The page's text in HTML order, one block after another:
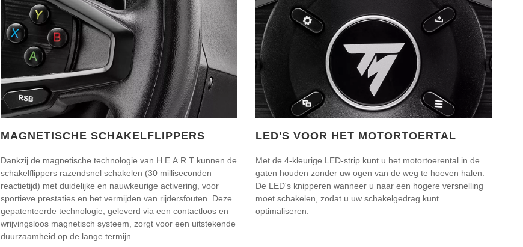
MAGNETISCHE SCHAKELFLIPPERS
Dankzij de magnetische technologie van H.E.A.R.T kunnen de
schakelflippers razendsnel schakelen (30 milliseconden
reactietijd) met duidelijke en nauwkeurige activering, voor
sportieve prestaties en het vermijden van rijdersfouten. Deze
gepatenteerde technologie, geleverd via een contactloos en
wrijvingsloos magnetisch systeem, zorgt voor een uitstekende
duurzaamheid op de lange termijn.
LED'S VOOR HET MOTORTOERTAL
Met de 4-kleurige LED-strip kunt u het motortoerental in de
gaten houden zonder uw ogen van de weg te hoeven halen.
De LED's knipperen wanneer u naar een hogere versnelling
moet schakelen, zodat u uw schakelgedrag kunt
optimaliseren.